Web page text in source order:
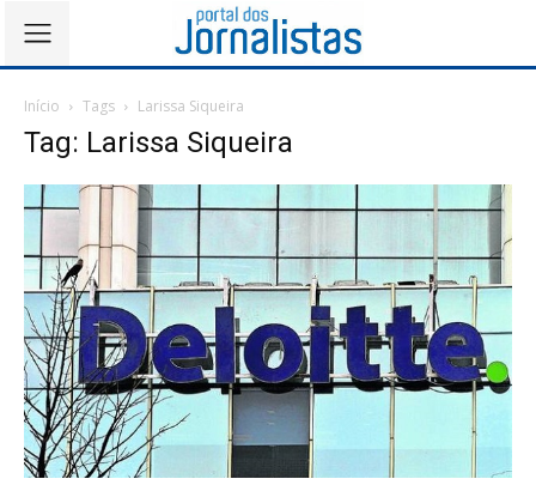
Início Tags Larissa Siqueira
Tag: Larissa Siqueira